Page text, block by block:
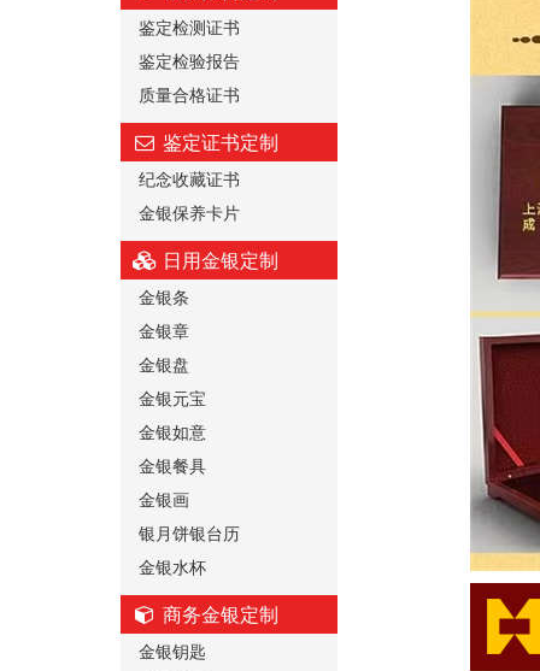
鉴定检测证书
鉴定检验报告
质量合格证书
鉴定证书定制
纪念收藏证书
金银保养卡片
日用金银定制
金银条
金银章
金银盘
金银元宝
金银如意
金银餐具
金银画
银月饼银台历
金银水杯
商务金银定制
金银钥匙